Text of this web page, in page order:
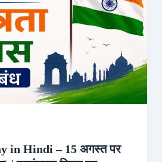
in Hindi – 15 अगस्त पर